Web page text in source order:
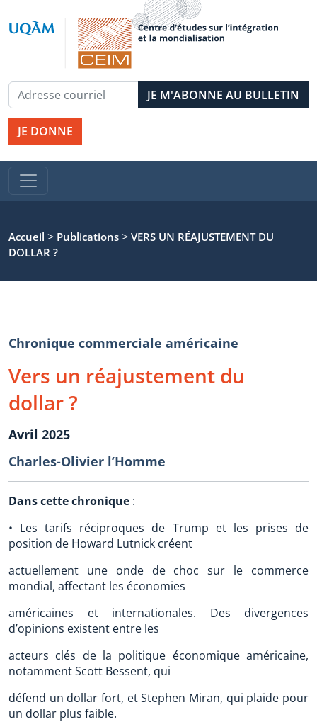
JE DONNE
Accueil > Publications > VERS UN RÉAJUSTEMENT DU
DOLLAR ?
Chronique commerciale américaine
Vers un réajustement du
dollar ?
Avril 2025
Charles-Olivier l’Homme
Dans cette chronique :
• Les tarifs réciproques de Trump et les prises de
position de Howard Lutnick créent
actuellement une onde de choc sur le commerce
mondial, affectant les économies
américaines et internationales. Des divergences
d’opinions existent entre les
acteurs clés de la politique économique américaine,
notamment Scott Bessent, qui
défend un dollar fort, et Stephen Miran, qui plaide pour
un dollar plus faible.